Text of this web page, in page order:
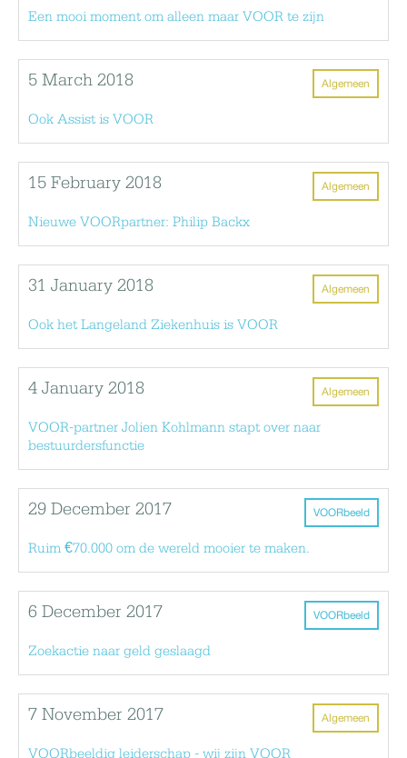
Een mooi moment om alleen maar VOOR te zijn
Algemeen
5 March 2018
Ook Assist is VOOR
Algemeen
15 February 2018
Nieuwe VOORpartner: Philip Backx
Algemeen
31 January 2018
Ook het Langeland Ziekenhuis is VOOR
Algemeen
4 January 2018
VOOR-partner Jolien Kohlmann stapt over naar
bestuurdersfunctie
VOORbeeld
29 December 2017
Ruim €70.000 om de wereld mooier te maken.
VOORbeeld
6 December 2017
Zoekactie naar geld geslaagd
Algemeen
7 November 2017
VOORbeeldig leiderschap - wij zijn VOOR